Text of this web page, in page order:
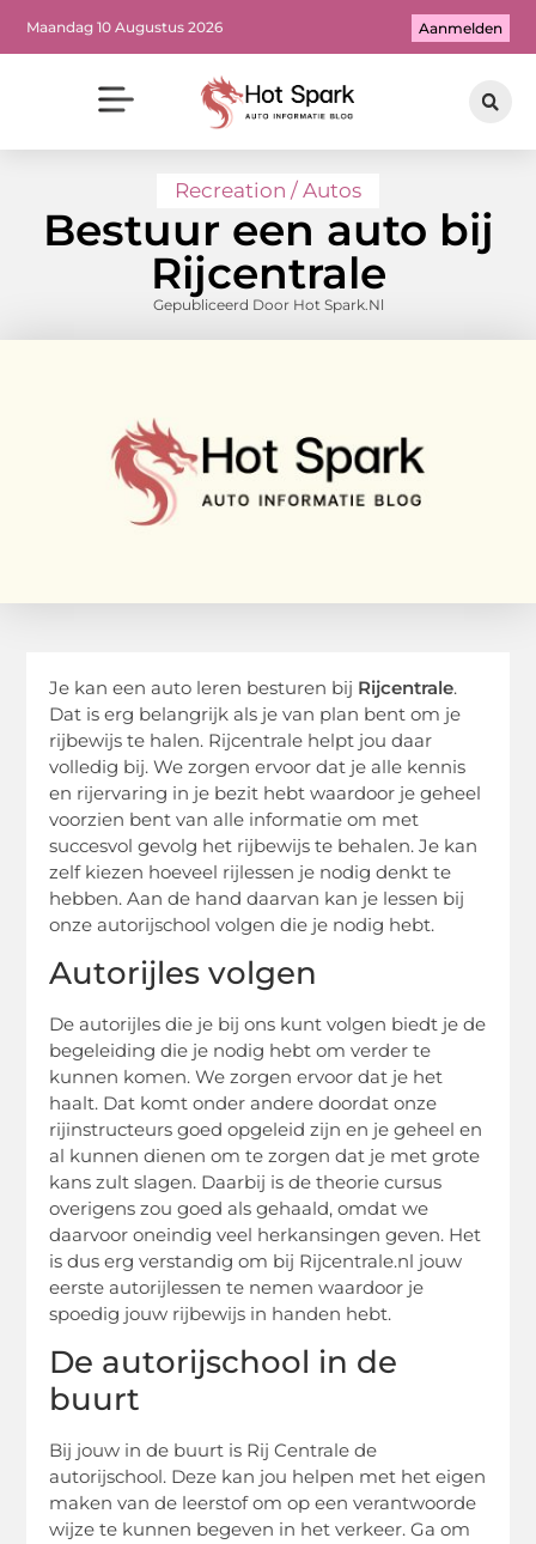
Maandag 10 Augustus 2026 Aanmelden
Recreation / Autos
Bestuur een auto bij
Rijcentrale
Gepubliceerd Door Hot Spark.nl
Je kan een auto leren besturen bij Rijcentrale.
Dat is erg belangrijk als je van plan bent om je
rijbewijs te halen. Rijcentrale helpt jou daar
volledig bij. We zorgen ervoor dat je alle kennis
en rijervaring in je bezit hebt waardoor je geheel
voorzien bent van alle informatie om met
succesvol gevolg het rijbewijs te behalen. Je kan
zelf kiezen hoeveel rijlessen je nodig denkt te
hebben. Aan de hand daarvan kan je lessen bij
onze autorijschool volgen die je nodig hebt.
Autorijles volgen
De autorijles die je bij ons kunt volgen biedt je de
begeleiding die je nodig hebt om verder te
kunnen komen. We zorgen ervoor dat je het
haalt. Dat komt onder andere doordat onze
rijinstructeurs goed opgeleid zijn en je geheel en
al kunnen dienen om te zorgen dat je met grote
kans zult slagen. Daarbij is de theorie cursus
overigens zou goed als gehaald, omdat we
daarvoor oneindig veel herkansingen geven. Het
is dus erg verstandig om bij Rijcentrale.nl jouw
eerste autorijlessen te nemen waardoor je
spoedig jouw rijbewijs in handen hebt.
De autorijschool in de
buurt
Bij jouw in de buurt is Rij Centrale de
autorijschool. Deze kan jou helpen met het eigen
maken van de leerstof om op een verantwoorde
wijze te kunnen begeven in het verkeer. Ga om